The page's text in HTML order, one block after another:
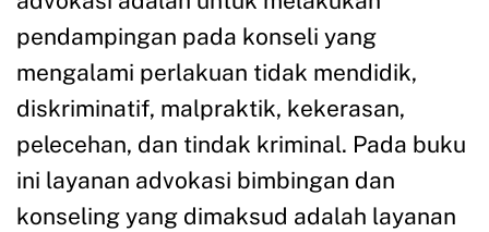
pendampingan pada konseli yang
mengalami perlakuan tidak mendidik,
diskriminatif, malpraktik, kekerasan,
pelecehan, dan tindak kriminal. Pada buku
ini layanan advokasi bimbingan dan
konseling yang dimaksud adalah layanan